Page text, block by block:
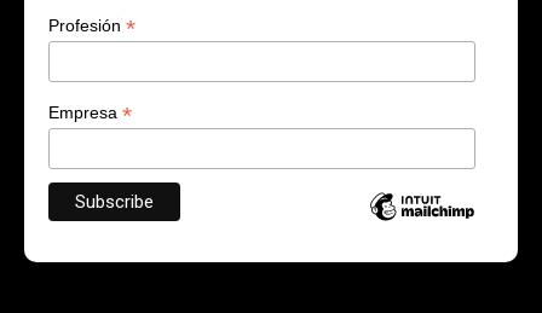
Profesión *
Empresa *